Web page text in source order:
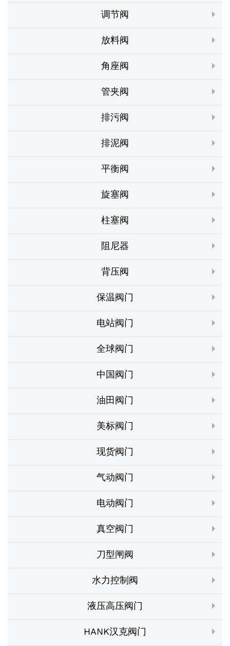
调节阀
放料阀
角座阀
管夹阀
排污阀
排泥阀
平衡阀
旋塞阀
柱塞阀
阻尼器
背压阀
保温阀门
电站阀门
全球阀门
中国阀门
油田阀门
美标阀门
现货阀门
气动阀门
电动阀门
真空阀门
刀型闸阀
水力控制阀
液压高压阀门
HANK汉克阀门